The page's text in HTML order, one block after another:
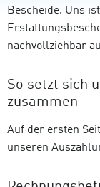
Bescheide. Uns
nachvollziehbar
So setzt sich
zusammen
Auf der ersten
unseren